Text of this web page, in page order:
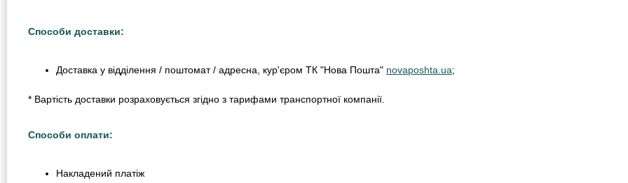
Способи доставки:
Доставка у відділення / поштомат / адресна, кур'єром ТК "Нова Пошта" novaposhta.ua;
* Вартість доставки розраховується згідно з тарифами транспортної компанії.
Способи оплати:
Накладений платіж